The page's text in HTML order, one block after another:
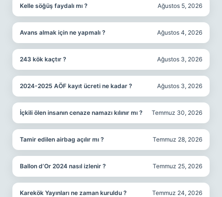
Kelle söğüş faydalı mı ? Ağustos 5, 2026
Avans almak için ne yapmalı ? Ağustos 4, 2026
243 kök kaçtır ? Ağustos 3, 2026
2024-2025 AÖF kayıt ücreti ne kadar ? Ağustos 3, 2026
İçkili ölen insanın cenaze namazı kılınır mı ? Temmuz 30, 2026
Tamir edilen airbag açılır mı ? Temmuz 28, 2026
Ballon d’Or 2024 nasıl izlenir ? Temmuz 25, 2026
Karekök Yayınları ne zaman kuruldu ? Temmuz 24, 2026